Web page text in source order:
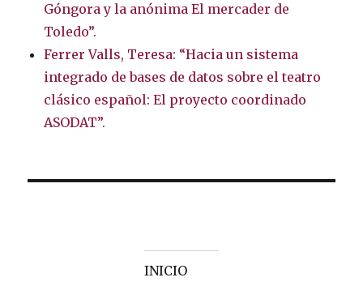
Góngora y la anónima El mercader de
Toledo”.
Ferrer Valls, Teresa: “Hacia un sistema
integrado de bases de datos sobre el teatro
clásico español: El proyecto coordinado
ASODAT”.
INICIO